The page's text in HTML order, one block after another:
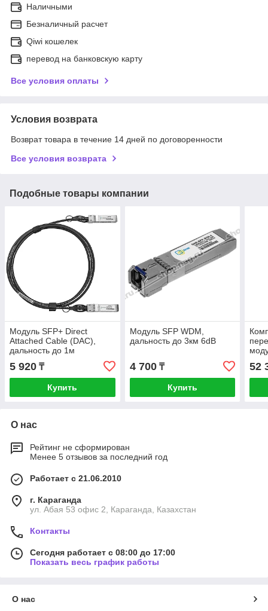
Наличными
Безналичный расчет
Qiwi кошелек
перевод на банковскую карту
Все условия оплаты
Условия возврата
Возврат товара в течение 14 дней по договоренности
Все условия возврата
Подобные товары компании
Модуль SFP+ Direct
Attached Cable (DAC),
дальность до 1м
5 920 ₸
Купить
Модуль SFP WDM,
дальность до 3км 6dB
4 700₸
Купить
52
О нас
Рейтинг не сформирован
Менее 5 отзывов за последний год
Работает с 21.06.2010
г. Караганда
ул. Абая 53 офис 2, Караганда, Казахстан
Контакты
Сегодня работает с 08:00 до 17:00
Показать весь график работы
О нас